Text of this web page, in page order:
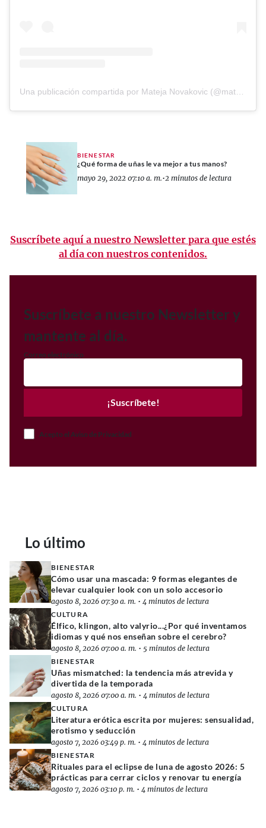
BIENESTAR
¿Qué forma de uñas le va mejor a tus manos?
mayo 29, 2022 07:10 a. m.•2 minutos de lectura
Suscríbete aquí a nuestro Newsletter para que estés
al día con nuestros contenidos.
Suscríbete a nuestro Newsletter y
mantente al día.
Correo electrónico
¡Suscríbete!
Acepto el Aviso de Privacidad
Lo último
BIENESTAR
Cómo usar una mascada: 9 formas elegantes de
elevar cualquier look con un solo accesorio
agosto 8, 2026 07:30 a. m. • 4 minutos de lectura
CULTURA
Élfico, klingon, alto valyrio...¿Por qué inventamos
idiomas y qué nos enseñan sobre el cerebro?
agosto 8, 2026 07:00 a. m. • 5 minutos de lectura
BIENESTAR
Uñas mismatched: la tendencia más atrevida y
divertida de la temporada
agosto 8, 2026 07:00 a. m. • 4 minutos de lectura
CULTURA
Literatura erótica escrita por mujeres: sensualidad,
erotismo y seducción
agosto 7, 2026 03:49 p. m. • 4 minutos de lectura
BIENESTAR
Rituales para el eclipse de luna de agosto 2026: 5
prácticas para cerrar ciclos y renovar tu energía
agosto 7, 2026 03:10 p. m. • 4 minutos de lectura